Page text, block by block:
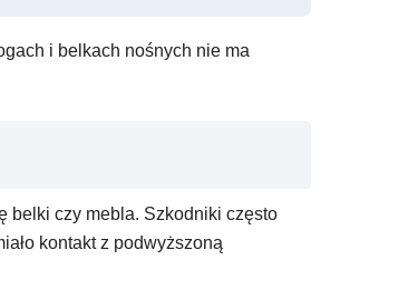
i belkach nośnych nie ma
belki czy mebla. Szkodniki często
kontakt z podwyższoną